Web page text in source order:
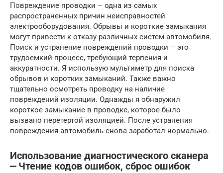
Повреждение проводки – одна из самых
распространенных причин неисправностей
электрооборудования. Обрывы и короткие замыкания
могут привести к отказу различных систем автомобиля.
Поиск и устранение повреждений проводки – это
трудоемкий процесс, требующий терпения и
аккуратности. Я использую мультиметр для поиска
обрывов и коротких замыканий. Также важно
тщательно осмотреть проводку на наличие
повреждений изоляции. Однажды я обнаружил
короткое замыкание в проводке, которое было
вызвано перетертой изоляцией. После устранения
повреждения автомобиль снова заработал нормально.
Использование диагностического сканера
⎼ Чтение кодов ошибок, сброс ошибок